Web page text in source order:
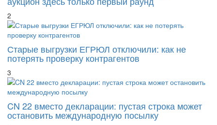
2
Старые выгрузки ЕГРЮЛ отключили: как не
потерять проверку контрагентов
3
CN 22 вместо декларации: пустая строка может
остановить международную посылку
4